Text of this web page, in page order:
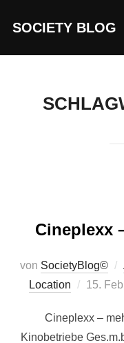
InhaltSOCIETY BLOG
Cineplexx
von SocietyBlog©
Location
15.
Cineplexx –
Kinobetriebe